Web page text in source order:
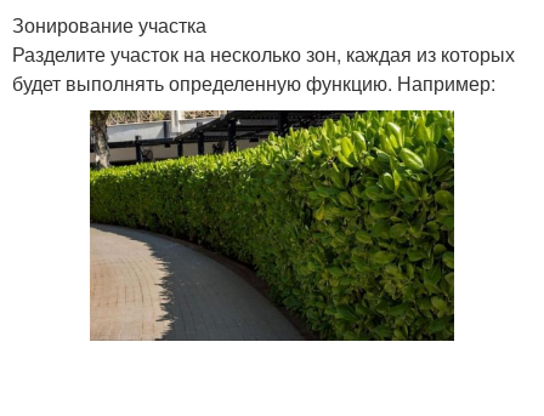
Зонирование участка
Разделите участок на несколько зон, каждая из которых
будет выполнять определенную функцию. Например: